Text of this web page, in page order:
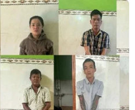
tại triển
Ấn Độ